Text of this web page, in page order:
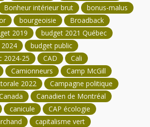
Bonheur intérieur brut
bonus-malus
bourgeoisie
Broadback
2019
budget 2021 Québec
budget public
2024-25
CAD
Cali
Camionneurs
Camp McGill
2022
Campagne politique
Canadien de Montréal
canicule
CAP écologie
capitalisme vert